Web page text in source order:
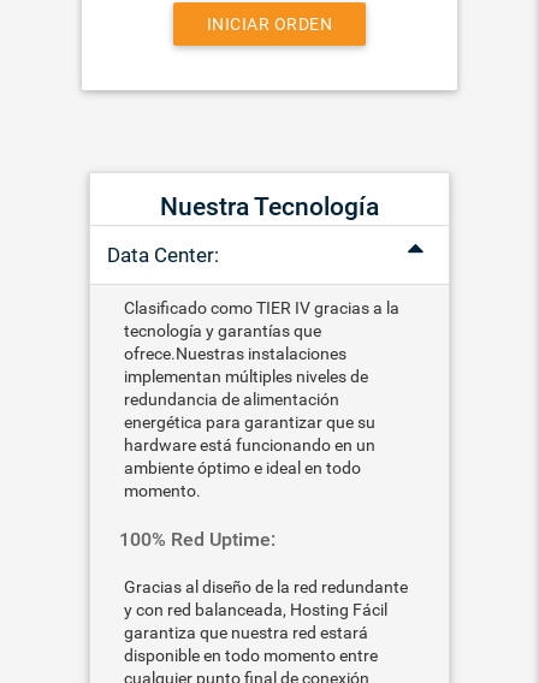
INICIAR ORDEN
Nuestra Tecnología
Data Center:
Clasificado como TIER IV gracias a la
tecnología y garantías que
ofrece.Nuestras instalaciones
implementan múltiples niveles de
redundancia de alimentación
energética para garantizar que su
hardware está funcionando en un
ambiente óptimo e ideal en todo
momento.
100% Red Uptime:
Gracias al diseño de la red redundante
y con red balanceada, Hosting Fácil
garantiza que nuestra red estará
disponible en todo momento entre
cualquier punto final de conexión